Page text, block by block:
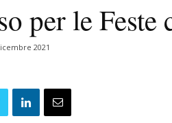
per le Feste
2021